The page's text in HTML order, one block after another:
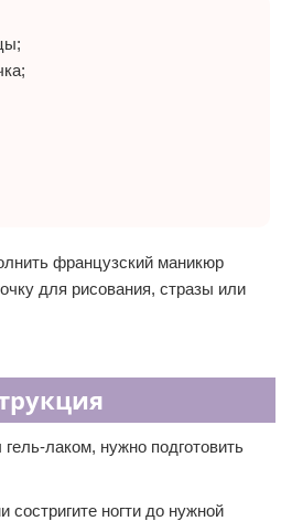
французский маникюр
для рисования, стразы или
лаком, нужно подготовить
ногти до нужной